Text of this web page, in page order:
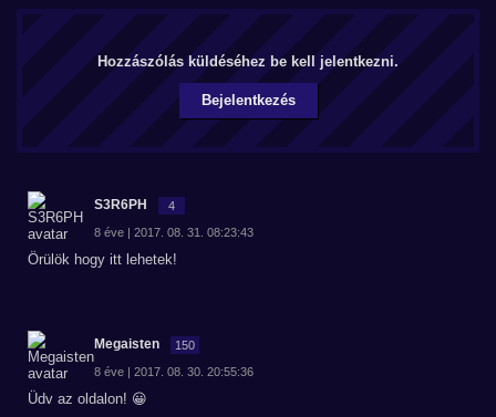
Hozzászólás küldéséhez be kell jelentkezni.
Bejelentkezés
S3R6PH 4
8 éve | 2017. 08. 31. 08:23:43
Örülök hogy itt lehetek!
Megaisten 150
8 éve | 2017. 08. 30. 20:55:36
Üdv az oldalon! 😀